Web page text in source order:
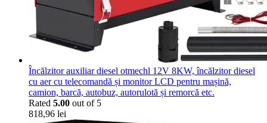
Încălzitor auxiliar diesel otmechl 12V 8KW, încălzitor diesel
cu aer cu telecomandă și monitor LCD pentru mașină,
camion, barcă, autobuz, autorulotă și remorcă etc.
Rated 5.00 out of 5
818,96 lei